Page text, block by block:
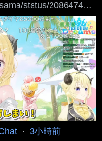
status/208647459
夢吧 話說HOLO成員課
繳回公司啊w --
· 3小時前